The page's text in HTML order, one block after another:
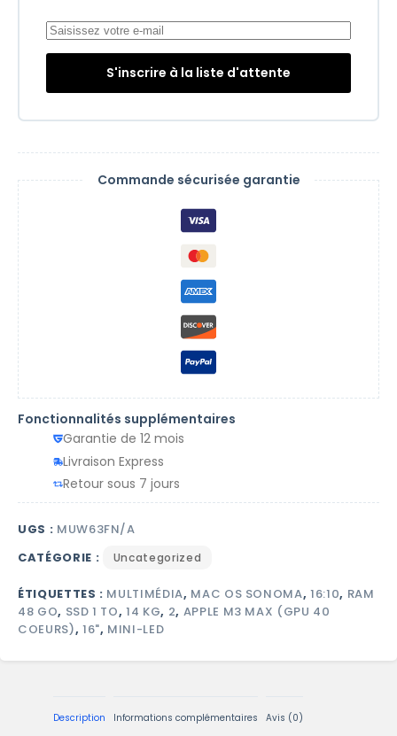
S'inscrire à la liste d'attente
Commande sécurisée garantie
Fonctionnalités supplémentaires
Garantie de 12 mois
Livraison Express
Retour sous 7 jours
UGS : MUW63FN/A
CATÉGORIE :
Uncategorized
ÉTIQUETTES : MULTIMÉDIA, MAC OS SONOMA,16:10, RAM
48 GO, SSD 1 TO,14 KG, 2, APPLE M3 MAX (GPU 40
COEURS), 16", MINI-LED
Description Informations complémentaires Avis (0)